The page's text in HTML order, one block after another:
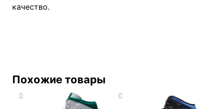
качество.
Похожие товары